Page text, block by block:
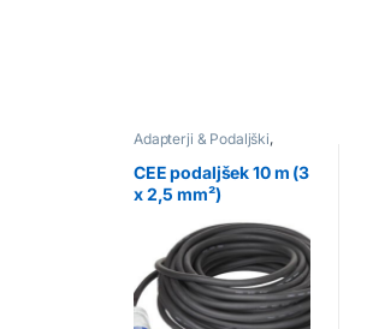
Adapterji & Podaljški,
Elektrika
CEE podaljšek 10 m (3
x 2,5 mm²)